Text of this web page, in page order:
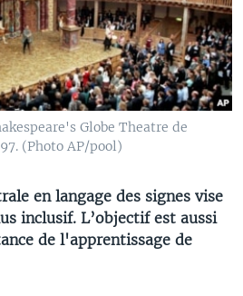
Globe Theatre de
(Photo AP/pool)
en langage des signes vise
inclusif. L’objectif est aussi
de l'apprentissage de